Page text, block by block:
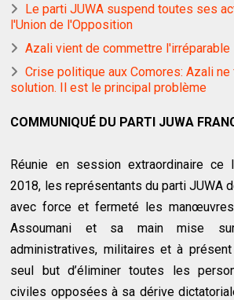
Le parti JUWA suspend toutes ses
l'Union de l'Opposition
Azali vient de commettre l'irréparable
Crise politique aux Comores: Azali
solution. Il est le principal problème
COMMUNIQUÉ DU PARTI JUWA
Réunie en session extraordinaire ce
2018, les représentants du parti JUWA
avec force et fermeté les
Assoumani et sa main mise
administratives, militaires et à
seul but d’éliminer toutes les
civiles opposées à sa dérive